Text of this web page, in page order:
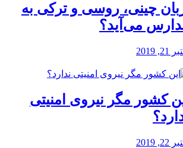
چینی، روسی و ترکی به
می‌آید؟
2019
کشور مگر نیروی امنیتی
2019